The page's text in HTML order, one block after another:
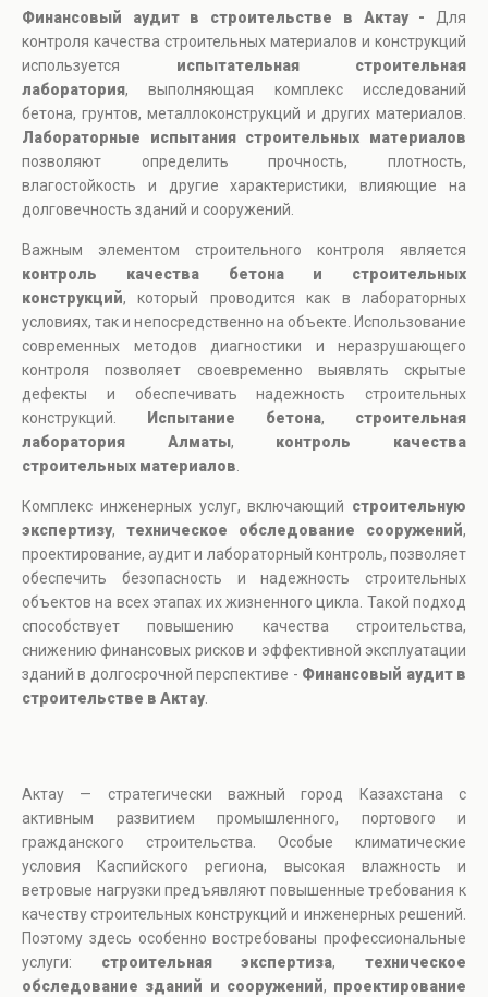
Финансовый аудит в строительстве в Актау - Для
контроля качества строительных материалов и конструкций
используется испытательная строительная
лаборатория, выполняющая комплекс исследований
бетона, грунтов, металлоконструкций и других материалов.
Лабораторные испытания строительных материалов
позволяют определить прочность, плотность,
влагостойкость и другие характеристики, влияющие на
долговечность зданий и сооружений.
Важным элементом строительного контроля является
контроль качества бетона и строительных
конструкций, который проводится как в лабораторных
условиях, так и непосредственно на объекте. Использование
современных методов диагностики и неразрушающего
контроля позволяет своевременно выявлять скрытые
дефекты и обеспечивать надежность строительных
конструкций.
Испытание бетона, строительная
лаборатория Алматы, контроль качества
строительных материалов
Комплекс инженерных услуг, включающий строительную
экспертизу, техническое обследование сооружений,
проектирование, аудит и лабораторный контроль, позволяет
обеспечить безопасность и надежность строительных
объектов на всех этапах их жизненного цикла. Такой подход
способствует повышению качества строительства,
снижению финансовых рисков и эффективной эксплуатации
зданий в долгосрочной перспективе - Финансовый аудит в
строительстве в Актау.
Актау — стратегически важный город Казахстана с
активным развитием промышленного, портового и
гражданского строительства. Особые климатические
условия Каспийского региона, высокая влажность и
ветровые нагрузки предъявляют повышенные требования к
качеству строительных конструкций и инженерных решений.
Поэтому здесь особенно востребованы профессиональные
услуги: строительная экспертиза,техническое
обследование зданий и сооружений, проектирование